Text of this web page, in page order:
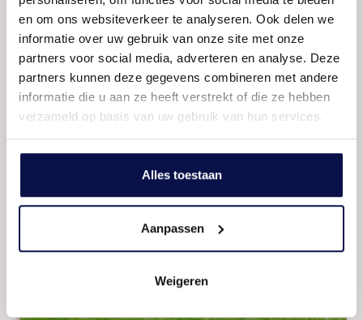
en om ons websiteverkeer te analyseren. Ook delen we
informatie over uw gebruik van onze site met onze
partners voor social media, adverteren en analyse. Deze
partners kunnen deze gegevens combineren met andere
informatie die u aan ze heeft verstrekt of die ze hebben
verzameld op basis van uw gebruik van hun services.
Alles toestaan
Aanpassen
Weigeren
Mogelijkheden
Balkon
Voormalige garage